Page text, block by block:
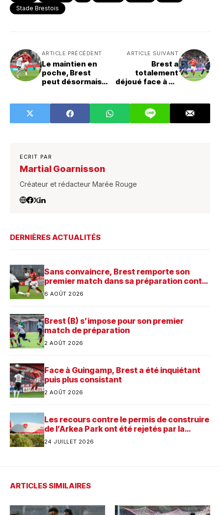
Stade Brestois
ARTICLE PRÉCÉDENT
Le maintien en
poche, Brest
peut désormais
ARTICLE SUIVANT
Brest a
totalement
déjoué face à un
ECRIT PAR
Martial Goarnisson
Créateur et rédacteur Marée Rouge
DERNIÈRES ACTUALITÉS
Sans convaincre, Brest remporte son
premier match dans sa préparation contre
Saint-Brieuc
6 AOÛT 2026
Brest (B) s’impose pour son premier
match de préparation
2 AOÛT 2026
Face à Guingamp, Brest a été inquiétant
puis plus consistant
2 AOÛT 2026
Les recours contre le permis de construire
de l’Arkea Park ont été rejetés par la
justice. Quelle est désormais la prochaine
24 JUILLET 2026
ARTICLES SIMILAIRES